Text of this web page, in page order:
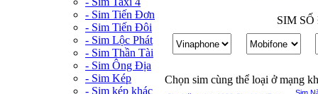
- Sim Tiến Đơn
- Sim Tiến Đôi
- Sim Lộc Phát
- Sim Thần Tài
- Sim Ông Địa
- Sim Kép
- Sim kép khác
SIM
Chọn sim cùng thể loại ở mạng